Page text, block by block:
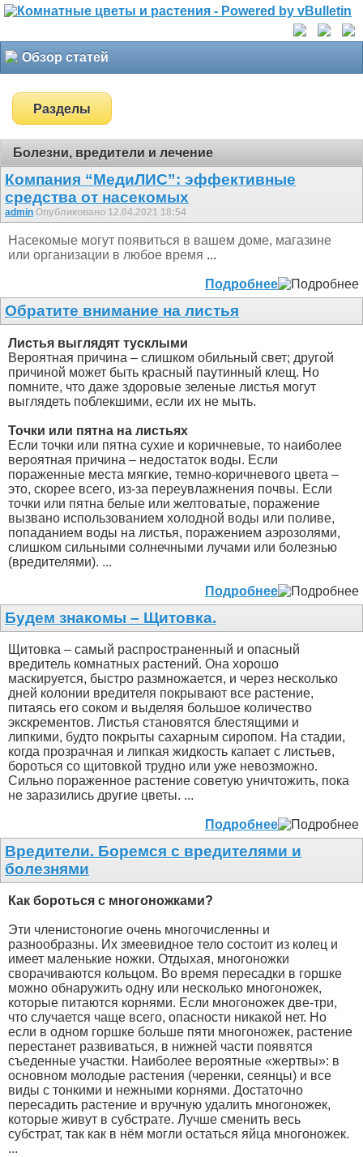
Обзор статей
Разделы
Болезни, вредители и лечение
Компания “МедиЛИС”: эффективные
средства от насекомых
admin Опубликовано 12.04.2021 18:54
Насекомые могут появиться в вашем доме, магазине
или организации в любое время ...
Подробнее
Обратите внимание на листья
Листья выглядят тусклыми
Вероятная причина – слишком обильный свет; другой
причиной может быть красный паутинный клещ. Но
помните, что даже здоровые зеленые листья могут
выглядеть поблекшими, если их не мыть.
Точки или пятна на листьях
Если точки или пятна сухие и коричневые, то наиболее
вероятная причина – недостаток воды. Если
пораженные места мягкие, темно-коричневого цвета –
это, скорее всего, из-за переувлажнения почвы. Если
точки или пятна белые или желтоватые, поражение
вызвано использованием холодной воды или поливе,
попаданием воды на листья, поражением аэрозолями,
слишком сильными солнечными лучами или болезнью
(вредителями). ...
Подробнее
Будем знакомы – Щитовка.
Щитовка – самый распространенный и опасный
вредитель комнатных растений. Она хорошо
маскируется, быстро размножается, и через несколько
дней колонии вредителя покрывают все растение,
питаясь его соком и выделяя большое количество
экскрементов. Листья становятся блестящими и
липкими, будто покрыты сахарным сиропом. На стадии,
когда прозрачная и липкая жидкость капает с листьев,
бороться со щитовкой трудно или уже невозможно.
Сильно пораженное растение советую уничтожить, пока
не заразились другие цветы. ...
Подробнее
Вредители. Боремся с вредителями и
болезнями
Как бороться с многоножками?
Эти членистоногие очень многочисленны и
разнообразны. Их змеевидное тело состоит из колец и
имеет маленькие ножки. Отдыхая, многоножки
сворачиваются кольцом. Во время пересадки в горшке
можно обнаружить одну или несколько многоножек,
которые питаются корнями. Если многоножек две-три,
что случается чаще всего, опасности никакой нет. Но
если в одном горшке больше пяти многоножек, растение
перестанет развиваться, в нижней части появятся
съеденные участки. Наиболее вероятные «жертвы»: в
основном молодые растения (черенки, сеянцы) и все
виды с тонкими и нежными корнями. Достаточно
пересадить растение и вручную удалить многоножек,
которые живут в субстрате. Лучше сменить весь
субстрат, так как в нём могли остаться яйца многоножек.
...